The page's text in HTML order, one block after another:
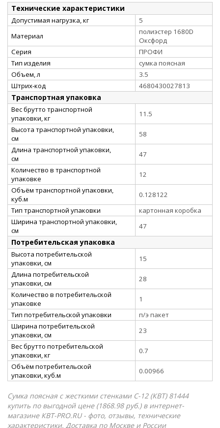
Технические характеристики
Допустимая нагрузка, кг
5
Материал
полиэстер 1680D
Оксфорд
Серия
ПРОФИ
Тип изделия
сумка поясная
Объем, л
3.5
Штрих-код
4680430027813
Транспортная упаковка
Вес брутто транспортной
упаковки, кг
11.5
Высота транспортной упаковки,
см
58
Длина транспортной упаковки,
см
47
Количество в транспортной
упаковке
12
Объём транспортной упаковки,
куб.м
0.128122
Тип транспортной упаковки
картонная коробка
Ширина транспортной упаковки,
см
47
Потребительская упаковка
Высота потребительской
упаковки, см
15
Длина потребительской
упаковки, см
28
Количество в потребительской
упаковке
1
Тип потребительской упаковки
п/э пакет
Ширина потребительской
упаковки, см
23
Вес брутто потребительской
упаковки, кг
0.7
Объём потребительской
упаковки, куб.м
0.00966
Сумка поясная с жесткими стенками С-12 (КВТ) 81444
купить по выгодной цене (1868.98 руб.) в интернет-
магазине КВТ-PRO.RU - фото, отзывы, технические
характеристики. Доставка по Москве и России